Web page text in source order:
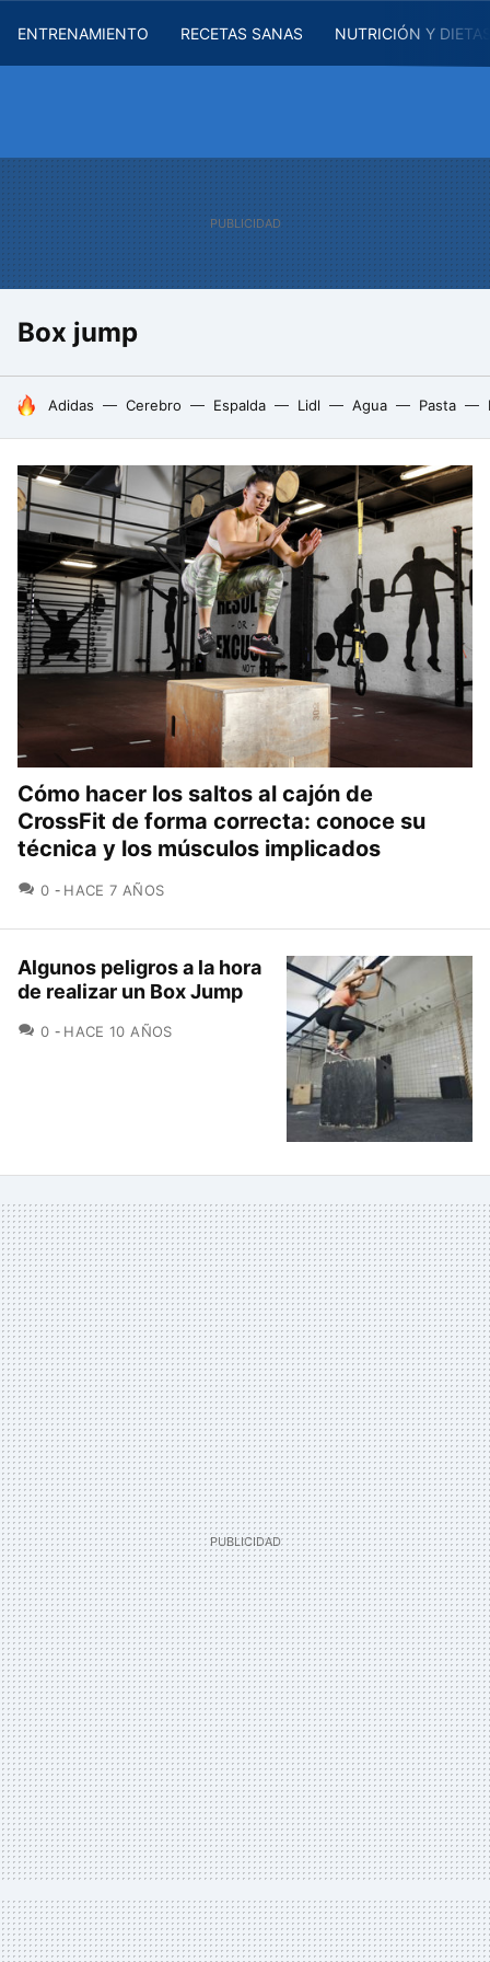
ENTRENAMIENTO RECETAS SANAS NUTRICIÓN Y
Box jump
HOY SE HABLA DE
Adidas Cerebro Espalda Lidl Agua Pasta
Cómo hacer los saltos al cajón de
CrossFit de forma correcta: conoce su
técnica y los músculos implicados
0 COMENTARIOS
HACE 7 AÑOS
Algunos peligros a la hora
de realizar un Box Jump
0 COMENTARIOS
HACE 10 AÑOS